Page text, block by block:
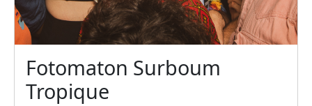
Fotomaton Surboum
Tropique